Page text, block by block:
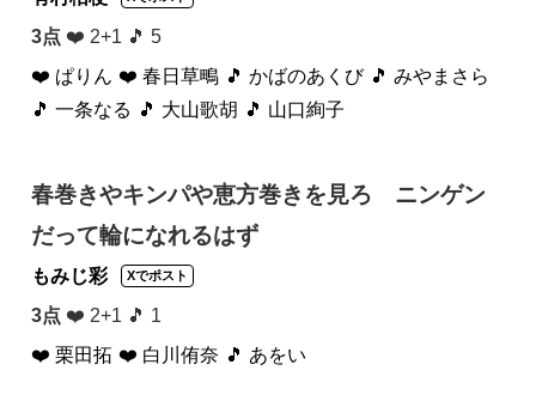
3点 ❤️ 2+1 🎵 5
❤️ ぱりん ❤️ 春日草鴫 🎵 かばのあくび 🎵 みやまさら
🎵 一条なる 🎵 大山歌胡 🎵 山口絢子
春巻きやキンパや恵方巻きを見ろ ニンゲン
だって輪になれるはず
もみじ彩 Xでポスト
3点 ❤️ 2+1 🎵 1
❤️ 栗田拓 ❤️ 白川侑奈 🎵 あをい